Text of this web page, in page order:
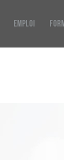
EMPLOI